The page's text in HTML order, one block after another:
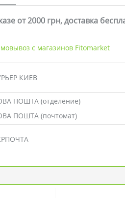
от 2000 грн, доставка
с магазинов Fitomarket
КИЕВ
ПОШТА (отделение)
ПОШТА (почтомат)